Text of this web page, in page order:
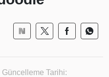
Güncelleme Tarihi: